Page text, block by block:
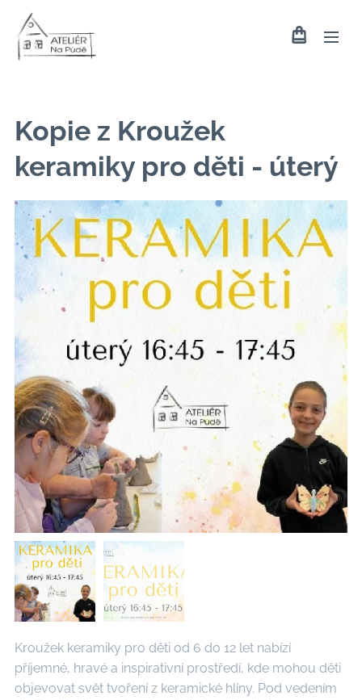
Kopie z Kroužek
keramiky pro děti - úterý
Kroužek keramiky pro děti od 6 do 12 let nabízí
příjemné, hravé a inspirativní prostředí, kde mohou děti
objevovat svět tvoření z keramické hlíny. Pod vedením